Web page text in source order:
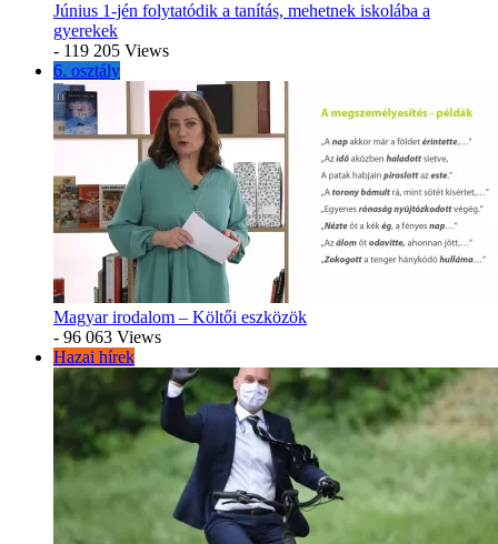
Június 1-jén folytatódik a tanítás, mehetnek iskolába a
gyerekek
- 119 205 Views
6. osztály
Magyar irodalom – Költői eszközök
- 96 063 Views
Hazai hírek